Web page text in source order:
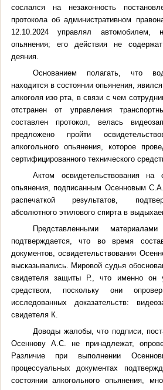
сослался на незаконность
протокола об административном
12.10.2024 управлял автомобилем,
опьянения; его действия не
деяния.
Основанием полагать, что
находится в состоянии опьянения,
алкоголя изо рта , в связи с чем
отстранен от управления
составлен протокол, велась
предложено пройти
алкогольного опьянения, которое
сертифицированного технического
Актом освидетельствования на
опьянения, подписанным Осенновым
распечаткой результатов,
абсолютного этилового спирта в
Представленными
подтверждается, что во время
документов, освидетельствования
высказывались. Мировой судья
свидетеля защиты Р., что именно он
средством, поскольку они
исследованных доказательств:
свидетеля К.
Доводы жалобы, что подписи,
Осеннову А.С. не принадлежат,
Различие при выполнении
процессуальных документах
состоянии алкогольного опьянения,